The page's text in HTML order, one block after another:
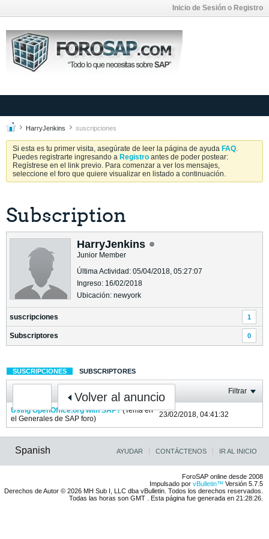
Inicio de Sesión o Registro
HarryJenkins suscripciones
Si esta es tu primer visita, asegúrate de leer la página de ayuda FAQ.
Puedes registrarte ingresando a Registro antes de poder postear:
Regístrese en el link previo. Para comenzar a ver los mensajes,
seleccione el foro que quiere visualizar en listado a continuación.
Subscription
HarryJenkins
Junior Member
Última Actividad: 05/04/2018, 05:27:07
Ingreso: 16/02/2018
Ubicación: newyork
suscripciones 1
Subscriptores 0
SUSCRIPCIONES SUBSCRIPTORES
Volver al anuncio Filtrar
Using OpenOffice.org with SAP? (Tema en
el Generales de SAP foro) 23/02/2018, 04:41:32
Spanish AYUDAR CONTÁCTENOS IR AL INICIO
ForoSAP online desde 2008
Impulsado por vBulletin™ Versión 5.7.5
Derechos de Autor © 2026 MH Sub I, LLC dba vBulletin. Todos los derechos reservados.
Todas las horas son GMT . Esta página fue generada en 21:28:26.